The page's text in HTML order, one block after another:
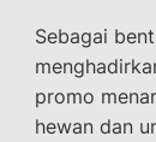
Sebagai
promo
hewan dan